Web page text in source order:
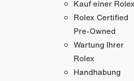
Kauf einer Rolex
Rolex Certified
Pre-Owned
Wartung Ihrer
Rolex
Handhabung